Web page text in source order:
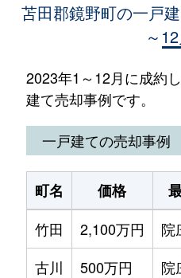
苫田郡鏡野町の一戸
～12
2023年1～12月に成約
建て売却事例です。
一戸建ての売却事例
町名 価格
竹田
2,100万円 院
古川
500万円 院